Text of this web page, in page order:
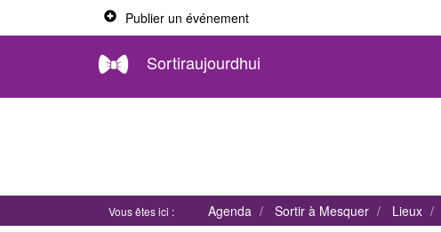
Publier un événement
Sortiraujourdhui
Vous êtes ici : Agenda Sortir à Mesquer Lieux